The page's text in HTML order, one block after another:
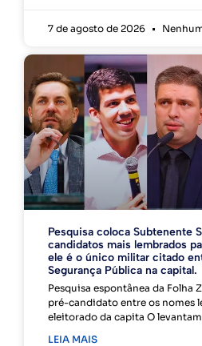
7 de agosto de 2026
Pesquisa coloca Subtenente
candidatos mais lembrados
ele é o único militar citado
Segurança Pública na capital.
Pesquisa espontânea da Folha
pré-candidato entre os nomes
eleitorado da capita O
LEIA MAIS